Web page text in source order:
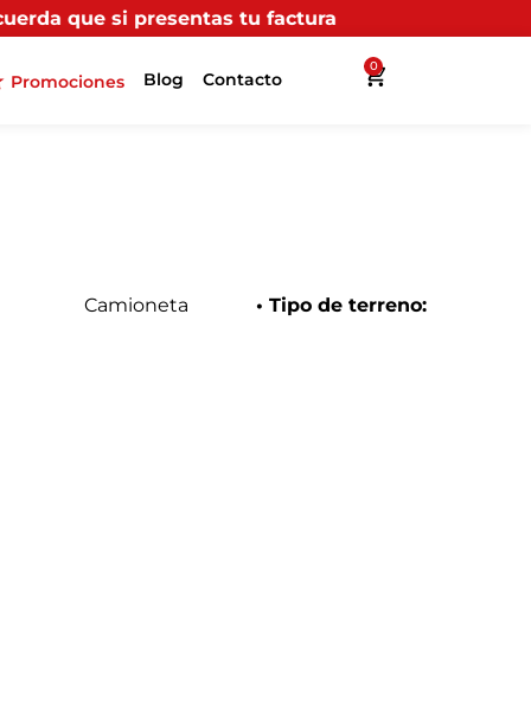
tu factura (física o digital) en uno de
Promociones Blog Contacto
0
Camioneta • Tipo de terreno: